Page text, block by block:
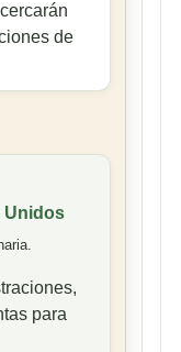
de
Unidos
para